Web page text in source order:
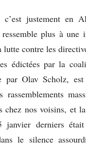
justement en
plus à une
lutte contre les
édictées par la
par Olav Scholz,
rassemblements
chez nos voisins, et
derniers
le silence